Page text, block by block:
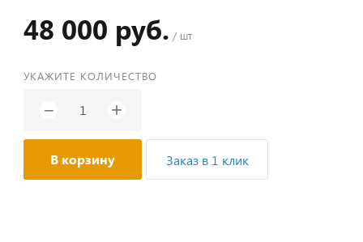
48 000 руб. / шт
УКАЖИТЕ КОЛИЧЕСТВО
− +
В корзину Заказ в 1 клик